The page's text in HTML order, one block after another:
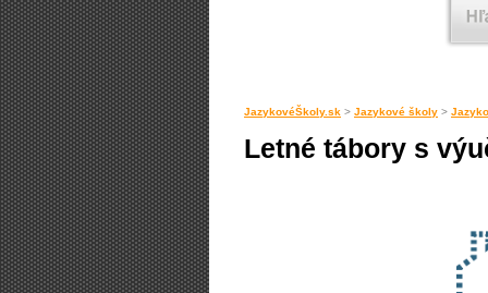
JazykovéŠkoly.sk > Jazykové školy >
Letné tábory s